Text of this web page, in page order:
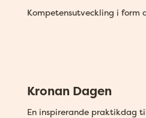
Kompetensutveckling i form
Kronan Dagen
En inspirerande praktikdag